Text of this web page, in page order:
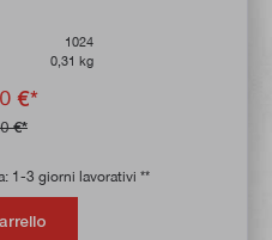
1024
0,31 kg
€*
€*
1-3 giorni lavorativi **